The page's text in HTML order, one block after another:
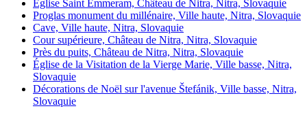
Église Saint Emmeram, Château de Nitra, Nitra, Slovaquie
Proglas monument du millénaire, Ville haute, Nitra, Slovaquie
Cave, Ville haute, Nitra, Slovaquie
Cour supérieure, Château de Nitra, Nitra, Slovaquie
Près du puits, Château de Nitra, Nitra, Slovaquie
Église de la Visitation de la Vierge Marie, Ville basse, Nitra,
Slovaquie
Décorations de Noël sur l'avenue Štefánik, Ville basse, Nitra,
Slovaquie